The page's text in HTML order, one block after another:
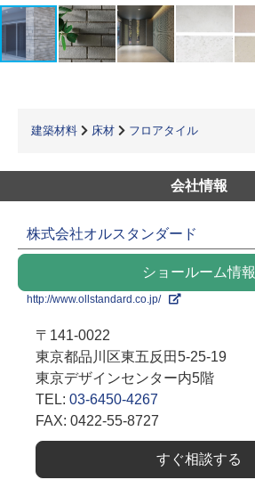
建築材料 床材 フロアタイル
会社情報
株式会社オルスタンダード
ショールーム情報
http://www.ollstandard.co.jp/
〒141-0022
東京都品川区東五反田5-25-19
東京デザインセンター内5階
TEL: 03-6450-4267
FAX: 0422-55-8727
すぐ相談する